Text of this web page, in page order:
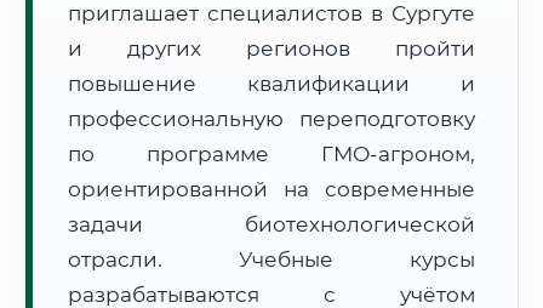
Почтовые индексы:
628400–628499
Часовой пояс:
МСК+2 (UTC+5)
Формат учебы:
Дистанционно
🗺️ Зона обслуживания: г. Сургут
приглашает специалистов в Сургуте
и других регионов пройти
повышение квалификации и
профессиональную переподготовку
по программе ГМО-агроном,
ориентированной на современные
задачи биотехнологической
отрасли. Учебные курсы
разрабатываются с учётом